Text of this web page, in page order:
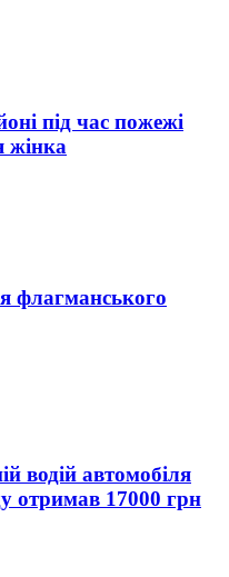
під час пожежі
жінка
флагманського
водій автомобіля
отримав 17000 грн